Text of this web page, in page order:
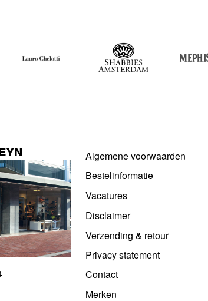
Algemene voorwaarden
Bestelinformatie
Vacatures
Disclaimer
Verzending & retour
Privacy statement
Contact
Merken